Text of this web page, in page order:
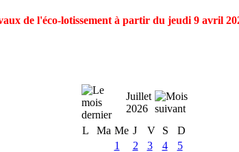
de l'éco-lotissement à partir du jeudi 9 avril
Juillet
2026
L
Ma Me J V S
D
1
2 3 4
5